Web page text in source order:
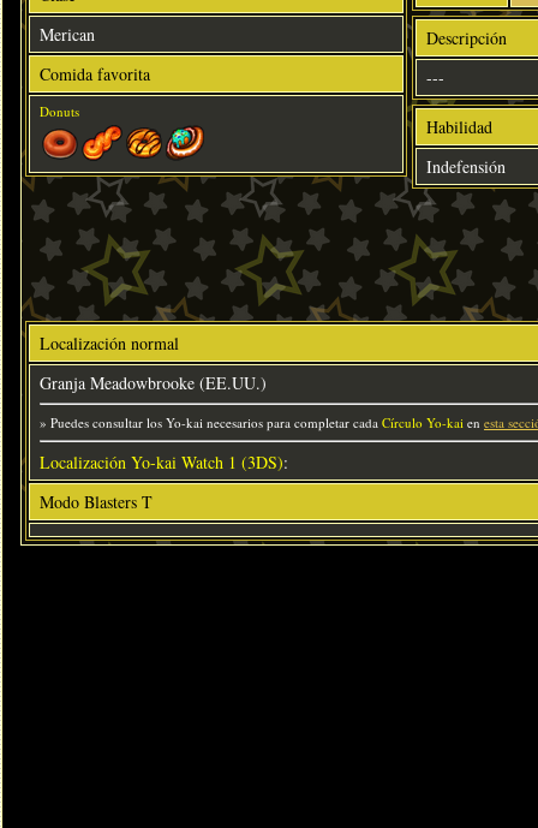
Merican
Comida favorita
Donuts
Descripción
---
Habilidad
Indefensión
Localización normal
Granja Meadowbrooke (EE.UU.)
» Puedes consultar los Yo-kai necesarios para completar cada Círculo Yo-kai en esta
Localización Yo-kai Watch 1 (3DS):
Modo Blasters T